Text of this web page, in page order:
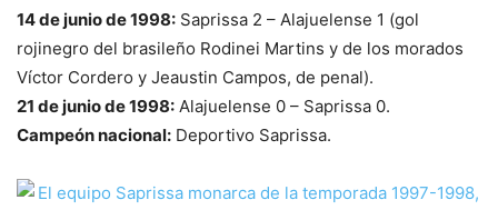
14 de junio de 1998: Saprissa 2 – Alajuelense 1 (gol
rojinegro del brasileño Rodinei Martins y de los morados
Víctor Cordero y Jeaustin Campos, de penal).
21 de junio de 1998: Alajuelense 0 – Saprissa 0.
Campeón nacional: Deportivo Saprissa.